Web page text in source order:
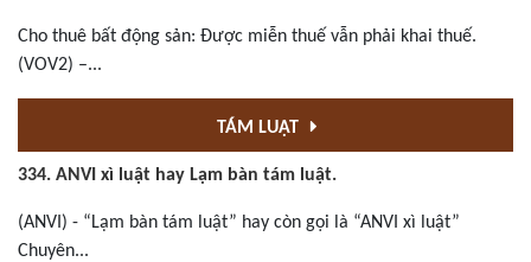
Cho thuê bất động sản: Được miễn thuế vẫn phải khai thuế.
(VOV2) –...
TÁM LUẬT
334. ANVI xì luật hay Lạm bàn tám luật.
(ANVI) - “Lạm bàn tám luật” hay còn gọi là “ANVI xì luật”
Chuyên...